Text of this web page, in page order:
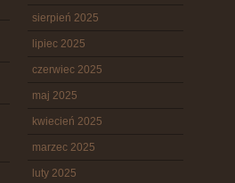
sierpień 2025
lipiec 2025
czerwiec 2025
maj 2025
kwiecień 2025
marzec 2025
luty 2025